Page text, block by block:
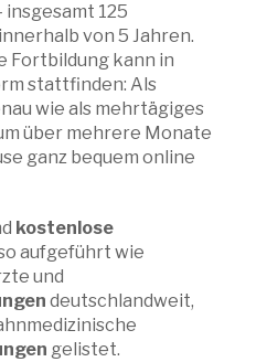
125
von 5 Jahren.
Fortbildung kann in
stattfinden: Als
wie als mehrtägiges
über mehrere Monate
ganz bequem online
kostenlose
aufgeführt wie
und
deutschlandweit,
gelistet.